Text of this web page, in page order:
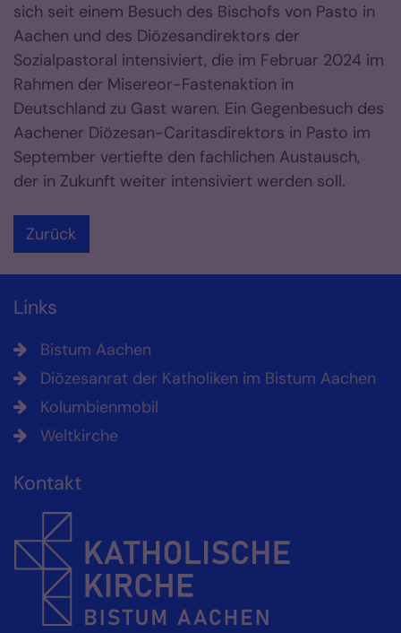
sich seit einem Besuch des Bischofs von Pasto in
Aachen und des Diözesandirektors der
Sozialpastoral intensiviert, die im Februar 2024 im
Rahmen der Misereor-Fastenaktion in
Deutschland zu Gast waren. Ein Gegenbesuch des
Aachener Diözesan-Caritasdirektors in Pasto im
September vertiefte den fachlichen Austausch,
der in Zukunft weiter intensiviert werden soll.
Zurück
Links
Bistum Aachen
Diözesanrat der Katholiken im Bistum Aachen
Kolumbienmobil
Weltkirche
Kontakt